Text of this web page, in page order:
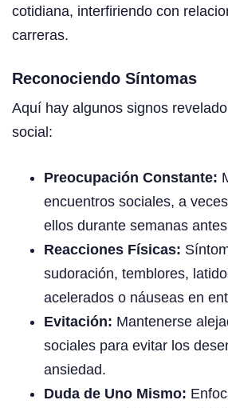
cotidiana, interfiriendo con
carreras.
Reconociendo Síntomas
Aquí hay algunos signos
social:
Preocupación Constante:
encuentros sociales, a
ellos durante semanas
Reacciones Físicas:
sudoración, temblores,
acelerados o náuseas en
Evitación: Mantenerse
sociales para evitar los
ansiedad.
Duda de Uno Mismo: